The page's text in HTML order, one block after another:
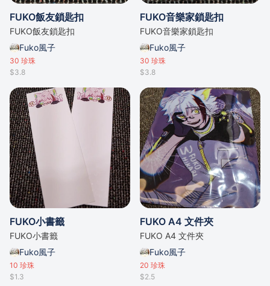
FUKO飯友鎖匙扣
FUKO飯友鎖匙扣
Fuko風子
30 珍珠
$3.8
FUKO音樂家鎖匙扣
FUKO音樂家鎖匙扣
Fuko風子
30 珍珠
$3.8
FUKO小書籤
FUKO小書籤
Fuko風子
10 珍珠
$1.3
FUKO A4 文件夾
FUKO A4 文件夾
Fuko風子
20 珍珠
$2.5